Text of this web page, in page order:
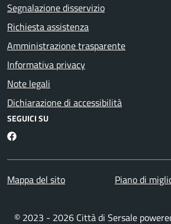
Segnalazione disservizio
Richiesta assistenza
Amministrazione trasparente
Informativa privacy
Note legali
Dichiarazione di accessibilità
SEGUICI SU
Facebook
Mappa del sito Piano di
© 2023 - 2026 Città di Sersale